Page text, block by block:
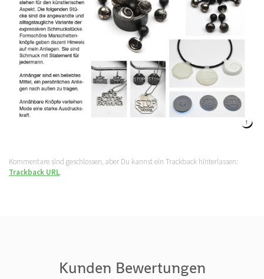
Kommentare sind geschlossen, aber Du kannst ein Trackback hinterlassen:
Trackback URL.
Kunden Bewertungen